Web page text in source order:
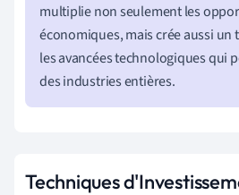
multiplie non seulement les
économiques, mais crée aussi
les avancées technologiques qui
des industries entières.
Techniques